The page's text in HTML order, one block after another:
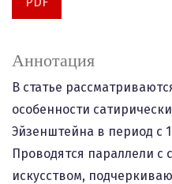
Аннотация
В статье
особенности
Эйзенштейна в период с
Проводятся параллели
искусством,